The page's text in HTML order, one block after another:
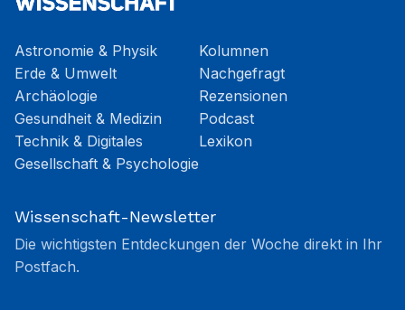
Astronomie & Physik
Erde & Umwelt
Archäologie
Gesundheit & Medizin
Technik & Digitales
Gesellschaft & Psychologie
Kolumnen
Nachgefragt
Rezensionen
Podcast
Lexikon
Wissenschaft-Newsletter
Die wichtigsten Entdeckungen der Woche direkt in Ihr
Postfach.